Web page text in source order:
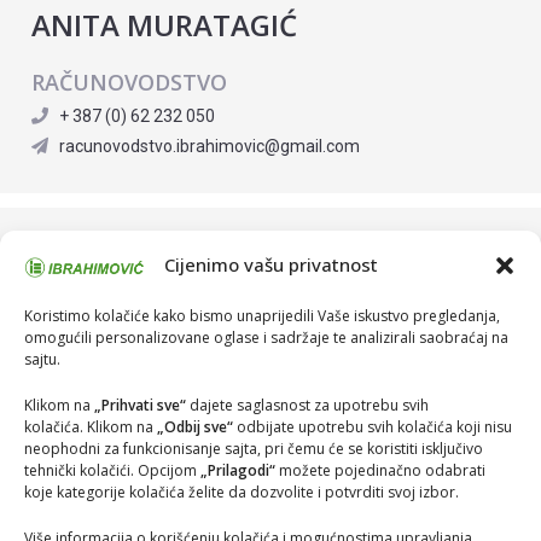
Cijenimo vašu privatnost
Koristimo kolačiće kako bismo unaprijedili Vaše iskustvo pregledanja,
omogućili personalizovane oglase i sadržaje te analizirali saobraćaj na
sajtu.
Klikom na „Prihvati sve“ dajete saglasnost za upotrebu svih
kolačića. Klikom na „Odbij sve“ odbijate upotrebu svih kolačića koji nisu
neophodni za funkcionisanje sajta, pri čemu će se koristiti isključivo
tehnički kolačići. Opcijom „Prilagodi“ možete pojedinačno odabrati
koje kategorije kolačića želite da dozvolite i potvrditi svoj izbor.
ANITA MURATAGIĆ
RAČUNOVODSTVO
+ 387 (0) 62 232 050
racunovodstvo.ibrahimovic@gmail.com
F
r
s
t
s
t
Poruka: *